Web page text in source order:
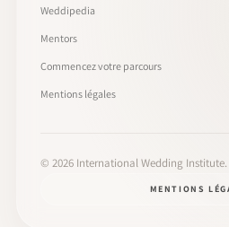
Weddipedia
Mentors
Commencez votre parcours
Mentions légales
© 2026 International Wedding Institute.
MENTIONS